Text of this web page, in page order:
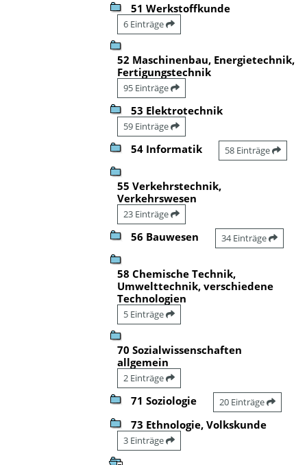
51 Werkstoffkunde
6 Einträge
52 Maschinenbau, Energietechnik,
Fertigungstechnik
95 Einträge
53 Elektrotechnik
59 Einträge
54 Informatik 58 Einträge
55 Verkehrstechnik,
Verkehrswesen
23 Einträge
56 Bauwesen 34 Einträge
58 Chemische Technik,
Umwelttechnik, verschiedene
Technologien
5 Einträge
70 Sozialwissenschaften
allgemein
2 Einträge
71 Soziologie 20 Einträge
73 Ethnologie, Volkskunde
3 Einträge